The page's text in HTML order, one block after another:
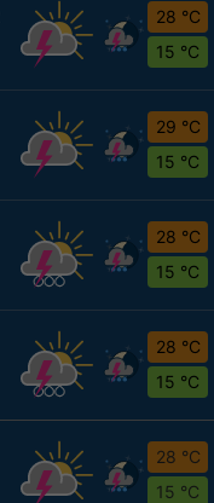
28 °C
15 °C
29 °C
15 °C
28 °C
15 °C
28 °C
15 °C
28 °C
15 °C